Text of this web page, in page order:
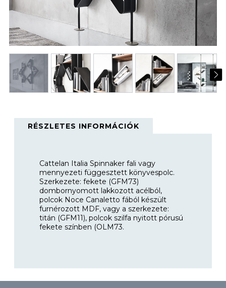
RÉSZLETES INFORMÁCIÓK
Cattelan Italia Spinnaker fali vagy
mennyezeti függesztett könyvespolc.
Szerkezete: fekete (GFM73)
dombornyomott lakkozott acélból,
polcok Noce Canaletto fából készült
furnérozott MDF, vagy a szerkezete:
titán (GFM11), polcok szilfa nyitott pórusú
fekete színben (OLM73.